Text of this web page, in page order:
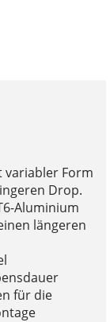
variabler Form
Drop.
Aluminium
längeren
für die